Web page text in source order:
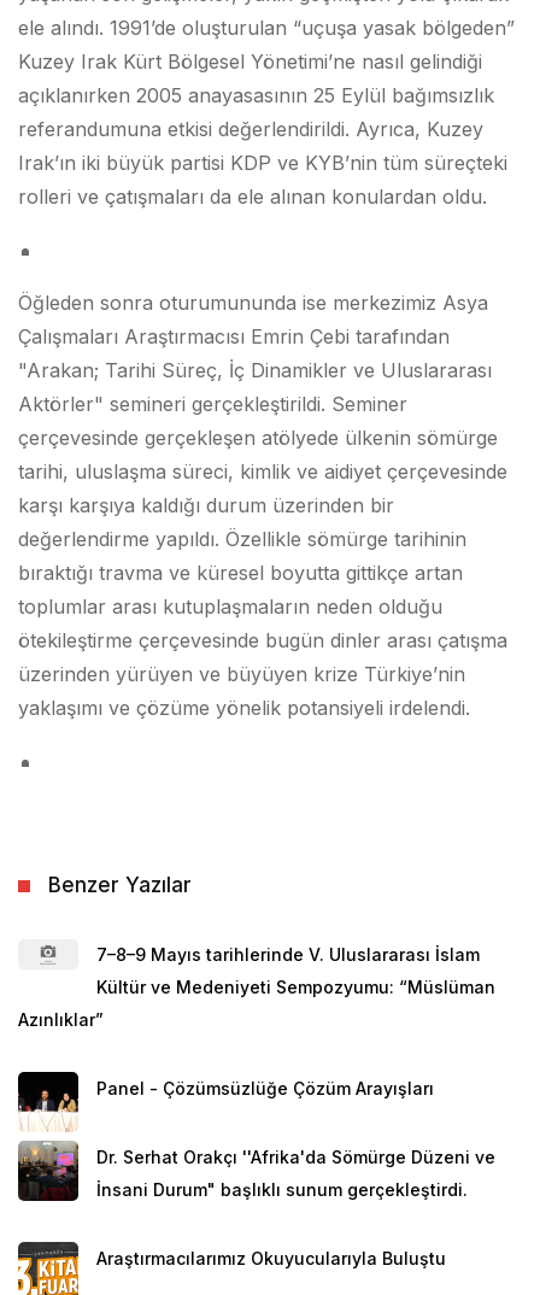
ele alındı. 1991’de oluşturulan “uçuşa yasak bölgeden”
Kuzey Irak Kürt Bölgesel Yönetimi’ne nasıl gelindiği
açıklanırken 2005 anayasasının 25 Eylül bağımsızlık
referandumuna etkisi değerlendirildi. Ayrıca, Kuzey
Irak’ın iki büyük partisi KDP ve KYB’nin tüm süreçteki
rolleri ve çatışmaları da ele alınan konulardan oldu.
Öğleden sonra oturumununda ise merkezimiz Asya
Çalışmaları Araştırmacısı Emrin Çebi tarafından
"Arakan; Tarihi Süreç, İç Dinamikler ve Uluslararası
Aktörler" semineri gerçekleştirildi. Seminer
çerçevesinde gerçekleşen atölyede ülkenin sömürge
tarihi, uluslaşma süreci, kimlik ve aidiyet çerçevesinde
karşı karşıya kaldığı durum üzerinden bir
değerlendirme yapıldı. Özellikle sömürge tarihinin
bıraktığı travma ve küresel boyutta gittikçe artan
toplumlar arası kutuplaşmaların neden olduğu
ötekileştirme çerçevesinde bugün dinler arası çatışma
üzerinden yürüyen ve büyüyen krize Türkiye’nin
yaklaşımı ve çözüme yönelik potansiyeli irdelendi.
Benzer Yazılar
7–8–9 Mayıs tarihlerinde V. Uluslararası İslam
Kültür ve Medeniyeti Sempozyumu: “Müslüman
Azınlıklar”
Panel - Çözümsüzlüğe Çözüm Arayışları
Dr. Serhat Orakçı ''Afrika'da Sömürge Düzeni ve
İnsani Durum" başlıklı sunum gerçekleştirdi.
Araştırmacılarımız Okuyucularıyla Buluştu